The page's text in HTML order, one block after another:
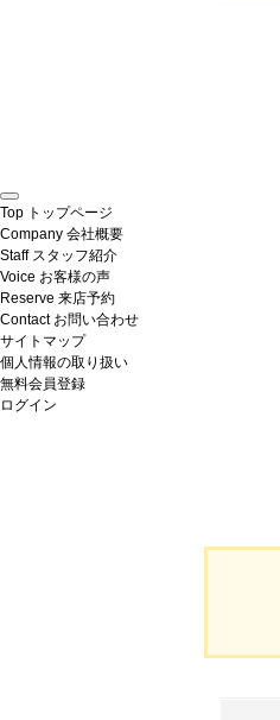
Top トップページ
Company 会社概要
Staff スタッフ紹介
Voice お客様の声
Reserve 来店予約
Contact お問い合わせ
サイトマップ
個人情報の取り扱い
無料会員登録
ログイン